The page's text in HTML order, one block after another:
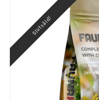
Slutsåld!